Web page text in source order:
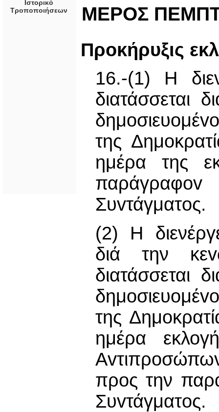
Ιστορικό
Τροποποιήσεων
ΜΕΡΟΣ
Προκήρυξις
16.-(1) Η
διατάσσεται
της
ημέρα της
Συvτάγματoς.
(2) Η
διά την
διατάσσεται
της
ημέρα
προς την
Συvτάγματoς.